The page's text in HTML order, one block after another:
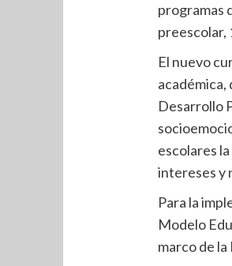
programas
preescolar,
El nuevo
académica,
Desarrollo
escolares
intereses y
Para la
Modelo
marco de